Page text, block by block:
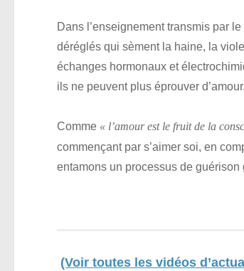
Dans l’enseignement transmis par
déréglés qui sèment la haine, la
échanges hormonaux et
ils ne peuvent plus éprouver d’amour.
Comme « l’amour est le fruit de la
commençant par s’aimer soi, en
entamons un processus de
(Voir toutes les vidéos